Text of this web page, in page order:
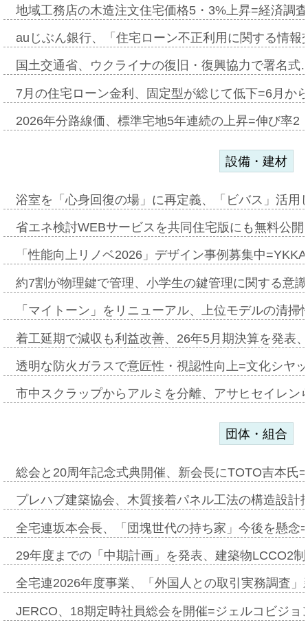
地域工務店の木造注文住宅価格5・3%上昇=経済調
auじぶん銀行、「住宅ローン不正利用に関する情
国土交通省、ウクライナの復旧・復興協力で署名
7月の住宅ローン金利、固定型が総じて低下=6月か
2026年分路線価、標準宅地5年連続の上昇=伸び率
設備・建材
浴室を「心身回復の場」に再定義、「ビバス」活
省エネ検討WEBサービスを共同住宅版にも無料公
「性能向上リノベ2026」デザイン事例募集中
約7割が物理鍵で管理、小学生の鍵管理に関する意
「マイトーン」をリニューアル、上位モデルの清
着工延期で減収も利益改善、26年5月期決算を発表
透明な防火ガラスで意匠性・視認性向上=文化シヤ
市中スクラップからアルミを分離、アサヒセイレ
団体・組合
総会と20周年記念式典開催、新会長にTOTO吉本氏
プレハブ建築協会、木質接着パネル工法の構造設
全宅連坂本会長、「団塊世代の持ち家」今後を懸
29年度までの「中期計画」を発表、建築物LCCO2
全宅連2026年度事業、「外国人との取引実務調査
JERCO、18期定時社員総会を開催=ジェルコビジ